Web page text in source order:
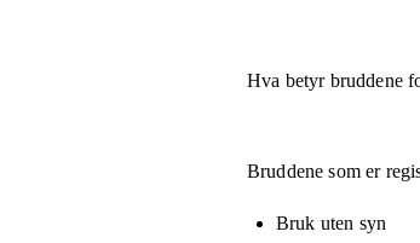
Hva betyr bruddene
Bruddene som er
Bruk uten syn